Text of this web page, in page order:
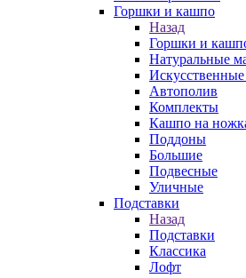
Горшки и кашпо
Назад
Горшки и
Натуральные
Автополив
Комплекты
Кашпо на
Поддоны
Большие
Подвесные
Уличные
Подставки
Назад
Подставки
Классика
Лофт